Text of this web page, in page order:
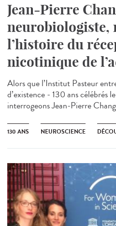
Jean-Pierre
neurobiologiste,
l’histoire du
nicotinique de
Alors que l’Institut Pasteur
d’existence - 130 ans célébrés
interrogeons Jean-Pierre
130 ANS NEUROSCIENCE